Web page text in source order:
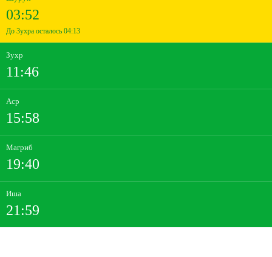
03:52
До Зухра осталось 04:13
Зухр
11:46
Аср
15:58
Магриб
19:40
Иша
21:59